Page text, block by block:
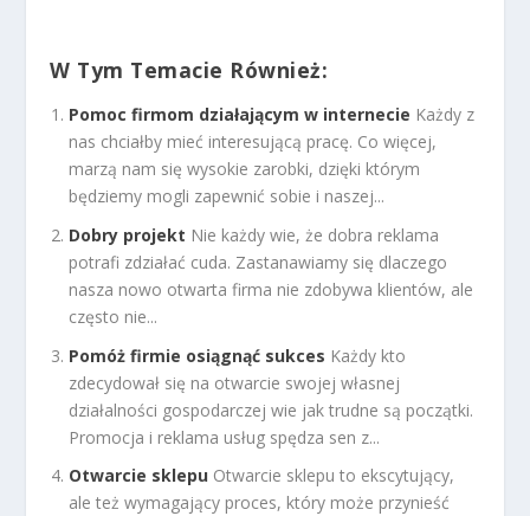
W Tym Temacie Również:
Pomoc firmom działającym w internecie Każdy z
nas chciałby mieć interesującą pracę. Co więcej,
marzą nam się wysokie zarobki, dzięki którym
będziemy mogli zapewnić sobie i naszej...
Dobry projekt Nie każdy wie, że dobra reklama
potrafi zdziałać cuda. Zastanawiamy się dlaczego
nasza nowo otwarta firma nie zdobywa klientów, ale
często nie...
Pomóż firmie osiągnąć sukces Każdy kto
zdecydował się na otwarcie swojej własnej
działalności gospodarczej wie jak trudne są początki.
Promocja i reklama usług spędza sen z...
Otwarcie sklepu Otwarcie sklepu to ekscytujący,
ale też wymagający proces, który może przynieść